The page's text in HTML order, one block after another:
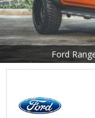
Ford